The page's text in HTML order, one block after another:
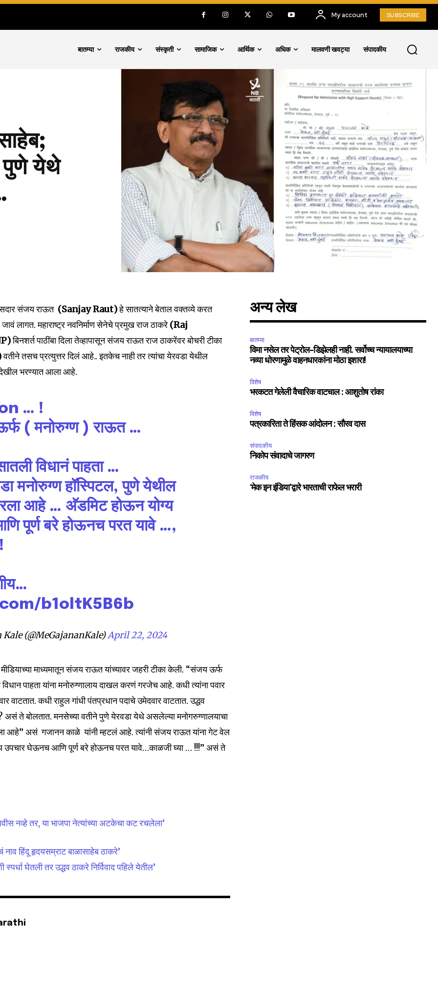
of
be part
address on our website or click
32,111
Followers
My account SUBSCRIBE
बातम्या राजकीय संस्कृती सामाजिक आर्थिक अधिक मालवणी खवट्या संपादकीय
पुणे येथे
संजय राऊत (Sanjay Raut)हे सातत्याने बेताल वक्तव्ये करत
लागत. महाराष्ट्र नवनिर्माण सेनेचे प्रमुख राज ठाकरे (Raj
बिनशर्त पाठींबा दिला तेव्हापासून संजय राऊत राज ठाकरेंवर बोचरी टीका
वतीने तसच प्रत्युत्तर दिलं आहे.. इतकेच नाही तर त्यांचा येरवडा येथील
देखील भरण्यात आला आहे.
… !
( मनोरुग्ण ) राऊत …
विधानं पाहता …
मनोरुग्ण हॉस्पिटल, पुणे येथील
आहे … अ‍ॅडमिट होऊन योग्य
पूर्ण बरे होऊनच परत यावे …,
b1oltK5B6b
(@MeGajananKale)April 22, 2024
माध्यमातून संजय राऊत यांच्यावर जहरी टीका केली. “संजय ऊर्फ
विधान पाहता यांना मनोरुग्णालाय दाखल करणं गरजेच आहे. कधी त्यांना पवार
वाटतात. कधी राहुल गांधी पंतप्रधान पदाचे उमेदवार वाटतात. उद्धव
ते बोलतात. मनसेच्या वतीने पुणे येरवडा येथे असलेल्या मनोगरुग्णालयाचा
आहे” असं गजानन काळे यांनी म्हटलं आहे. त्यांनी संजय राऊत यांना गेट वेल
घेऊनच आणि पूर्ण बरे होऊनच परत यावे…काळजी घ्या … !!!” असं ते
नव्हे तर, या भाजपा नेत्यांच्या अटकेचा कट रचलेला’
हिंदू हृदयसम्राट बाळासाहेब ठाकरे’
स्पर्धा घेतली तर उद्धव ठाकरे निर्विवाद पहिले येतील’
अन्य लेख
बातम्या
विमा नसेल तर पेट्रोल-डिझेलही नाही. सर्वोच्च न्यायालयाच्या
नव्या धोरणामुळे वाहनधारकांना मोठा इशारा!
विशेष
भरकटत गेलेली वैचारिक वाटचाल : आशुतोष रांका
विशेष
पत्रकारिता ते हिंसक आंदोलन : सौरव दास
संपादकीय
निकोप संवादाचे जागरण
राजकीय
‘मेक इन इंडिया’द्वारे भारताची राफेल भरारी